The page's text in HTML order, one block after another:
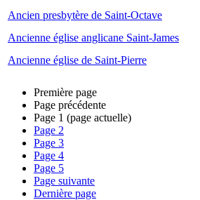
Ancien presbytère de Saint-Octave
Ancienne église anglicane Saint-James
Ancienne église de Saint-Pierre
Première page
Page précédente
Page 1 (page actuelle)
Page 2
Page 3
Page 4
Page 5
Page suivante
Dernière page